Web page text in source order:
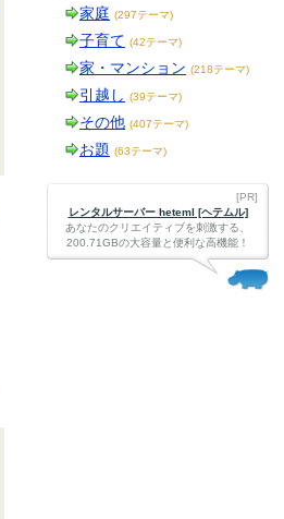
家庭 (297テーマ)
子育て (42テーマ)
家・マンション (218テーマ)
引越し (39テーマ)
その他 (407テーマ)
お題 (63テーマ)
[PR]
レンタルサーバー heteml [ヘテムル]
あなたのクリエイティブを刺激する、
200.71GBの大容量と便利な高機能！